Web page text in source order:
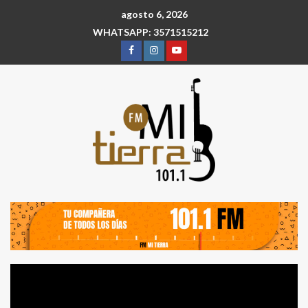
agosto 6, 2026
WHATSAPP: 3571515212